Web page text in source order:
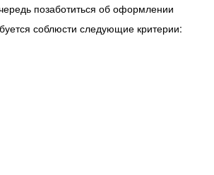
позаботиться об оформлении
соблюсти следующие критерии: